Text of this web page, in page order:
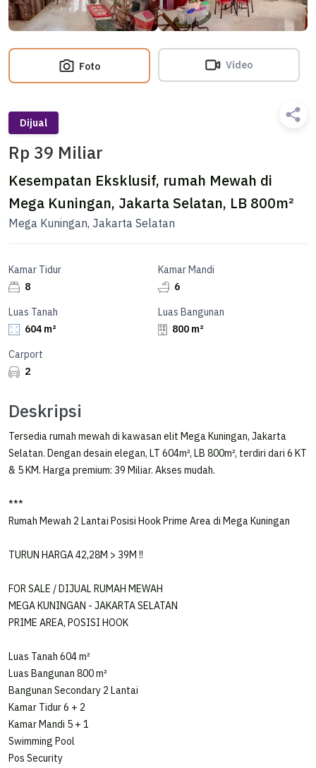
Foto Video
Dijual
Rp 39 Miliar
Kesempatan Eksklusif, rumah Mewah di
Mega Kuningan, Jakarta Selatan, LB 800m²
Mega Kuningan, Jakarta Selatan
Kamar Tidur
8
Kamar Mandi
6
Luas Tanah
604 m²
Luas Bangunan
800 m²
Carport
2
Deskripsi
Tersedia rumah mewah di kawasan elit Mega Kuningan, Jakarta
Selatan. Dengan desain elegan, LT 604m², LB 800m², terdiri dari 6 KT
& 5 KM. Harga premium: 39 Miliar. Akses mudah.
***
Rumah Mewah 2 Lantai Posisi Hook Prime Area di Mega Kuningan
TURUN HARGA 42,28M > 39M !!
FOR SALE / DIJUAL RUMAH MEWAH
MEGA KUNINGAN - JAKARTA SELATAN
PRIME AREA, POSISI HOOK
Luas Tanah 604 m²
Luas Bangunan 800 m²
Bangunan Secondary 2 Lantai
Kamar Tidur 6 + 2
Kamar Mandi 5 + 1
Swimming Pool
Pos Security
Informasi Properti
ID Iklan
Tipe Properti
Rumah
Dilengkapi Perabotan
-